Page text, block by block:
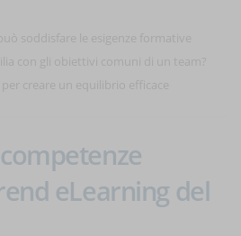
eLearning del